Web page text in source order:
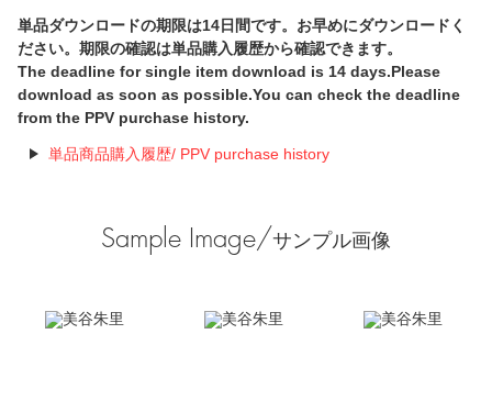
単品ダウンロードの期限は14日間です。お早めにダウンロードく
ださい。期限の確認は単品購入履歴から確認できます。
The deadline for single item download is 14 days.Please
download as soon as possible.You can check the deadline
from the PPV purchase history.
単品商品購入履歴/ PPV purchase history
Sample Image/サンプル画像